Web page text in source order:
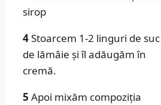
4Stoarcem 1-2 linguri de suc
de lămâie și îl adăugăm în
cremă.
5 Apoi mixăm compoziția